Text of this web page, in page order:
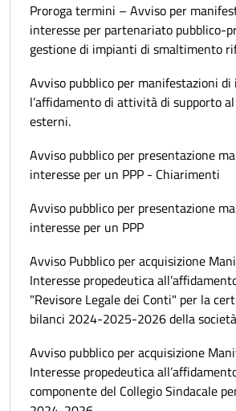
Proroga termini – Avviso per
interesse per partenariato pubblico-
gestione di impianti di smaltimento
Avviso pubblico per manifestazioni
l’affidamento di attività di supporto
esterni.
Avviso pubblico per presentazione
interesse per un PPP - Chiarimenti
Avviso pubblico per presentazione
interesse per un PPP
Avviso Pubblico per acquisizione
Interesse propedeutica
"Revisore Legale dei Conti" per la
bilanci 2024-2025-2026 della società
Avviso pubblico per acquisizione
Interesse propedeutica
componente del Collegio Sindacale